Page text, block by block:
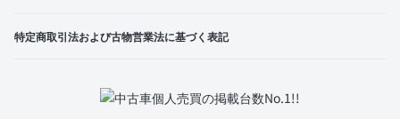
特定商取引法および古物営業法に基づく表記